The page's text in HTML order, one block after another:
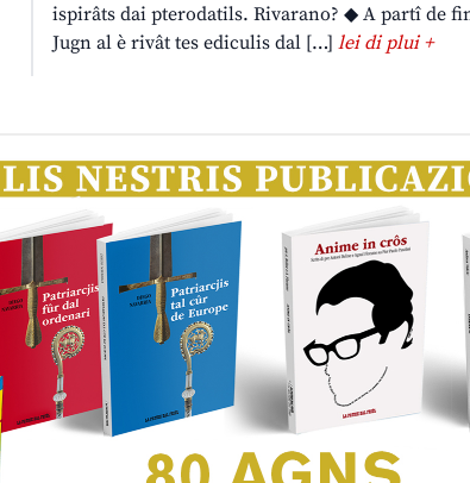
ispirâts dai pterodatils. Rivarano? ◆ A partî de
Jugn al è rivât tes ediculis dal […] lei di plui +